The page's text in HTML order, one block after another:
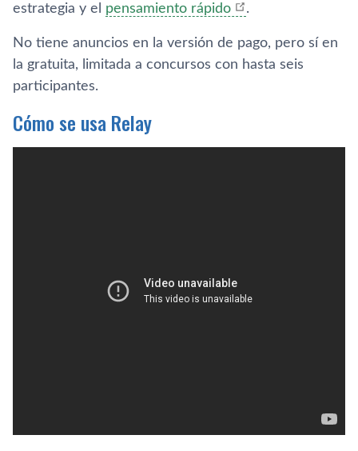
estrategia y el pensamiento rápido .
No tiene anuncios en la versión de pago, pero sí en
la gratuita, limitada a concursos con hasta seis
participantes.
Cómo se usa Relay